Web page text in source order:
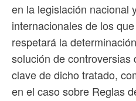
en la legislación nacional
internacionales de los
respetará la
solución de controversias
clave de dicho tratado,
en el caso sobre Reglas